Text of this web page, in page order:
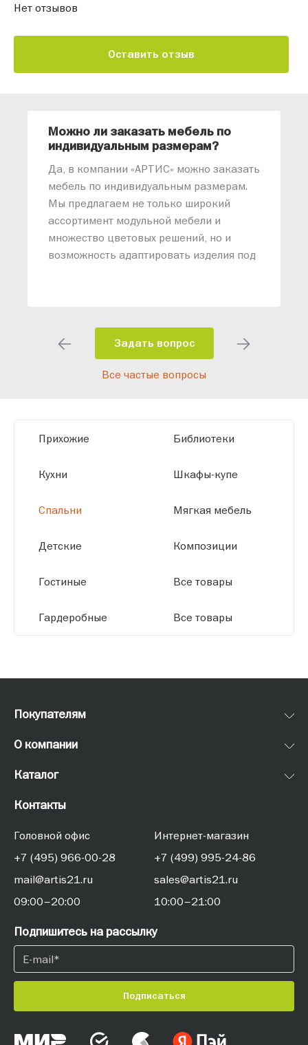
Нет отзывов
Оставить отзыв
Можно ли заказать мебель по
индивидуальным размерам?
Да, в компании «АРТИС» можно заказать
мебель по индивидуальным размерам.
Мы предлагаем не только широкий
ассортимент модульной мебели и
множество цветовых решений, но и
возможность адаптировать изделия под
помещения и личные пожелания.
Благодаря современному
высокотехнологичному оборудованию
размерам.
Задать вопрос
Все частые вопросы
Прихожие
Кухни
Спальни
Детские
Гостиные
Гардеробные
Библиотеки
Шкафы-купе
Мягкая мебель
Композиции
Все товары
Все товары
Покупателям
О компании
Каталог
Контакты
Головной офис
+7 (495) 966-00-28
mail@artis21.ru
09:00–20:00
Интернет-магазин
+7 (499) 995-24-86
sales@artis21.ru
10:00–21:00
Подпишитесь на рассылку
Подписаться